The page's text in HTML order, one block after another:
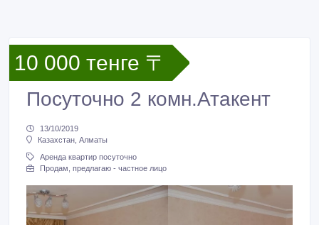
10 000 тенге 〒
Посуточно 2 комн.Атакент
13/10/2019
Казахстан, Алматы
Аренда квартир посуточно
Продам, предлагаю - частное лицо